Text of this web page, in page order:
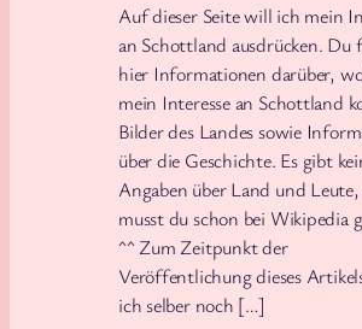
E
i
n
A
u
s
b
l
i
Auf dieser Seite will ich mein
an Schottland ausdrücken. Du
hier Informationen darüber,
mein Interesse an Schottland
Bilder des Landes sowie
über die Geschichte. Es gibt
Angaben über Land und
musst du schon bei Wikipedia
^^ Zum Zeitpunkt der
Veröffentlichung dieses
ich selber noch […]